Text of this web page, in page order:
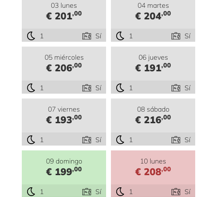
03 lunes
€ 201,00
1 Sí
04 martes
€ 204,00
1 Sí
05 miércoles
€ 206,00
1 Sí
06 jueves
€ 191,00
1 Sí
07 viernes
€ 193,00
1 Sí
08 sábado
€ 216,00
1 Sí
09 domingo
€ 199,00
1 Sí
10 lunes
€ 208,00
1 Sí